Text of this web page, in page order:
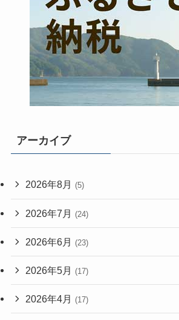
アーカイブ
2026年8月 (5)
2026年7月 (24)
2026年6月 (23)
2026年5月 (17)
2026年4月 (17)